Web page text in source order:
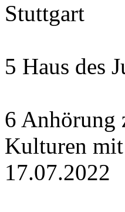
Stuttgart
5 Haus des
6 Anhörung
Kulturen
17.07.2022